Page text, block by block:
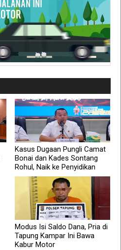
Kasus Dugaan Pungli Camat
Bonai dan Kades Sontang
Rohul, Naik ke Penyidikan
Modus Isi Saldo Dana, Pria di
Tapung Kampar Ini Bawa
Kabur Motor